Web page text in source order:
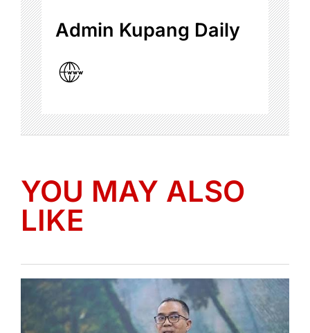
Admin Kupang Daily
YOU MAY ALSO
LIKE